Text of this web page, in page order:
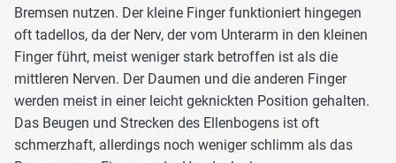
Bremsen nutzen. Der kleine Finger funktioniert hingegen
oft tadellos, da der Nerv, der vom Unterarm in den kleinen
Finger führt, meist weniger stark betroffen ist als die
mittleren Nerven. Der Daumen und die anderen Finger
werden meist in einer leicht geknickten Position gehalten.
Das Beugen und Strecken des Ellenbogens ist oft
schmerzhaft, allerdings noch weniger schlimm als das